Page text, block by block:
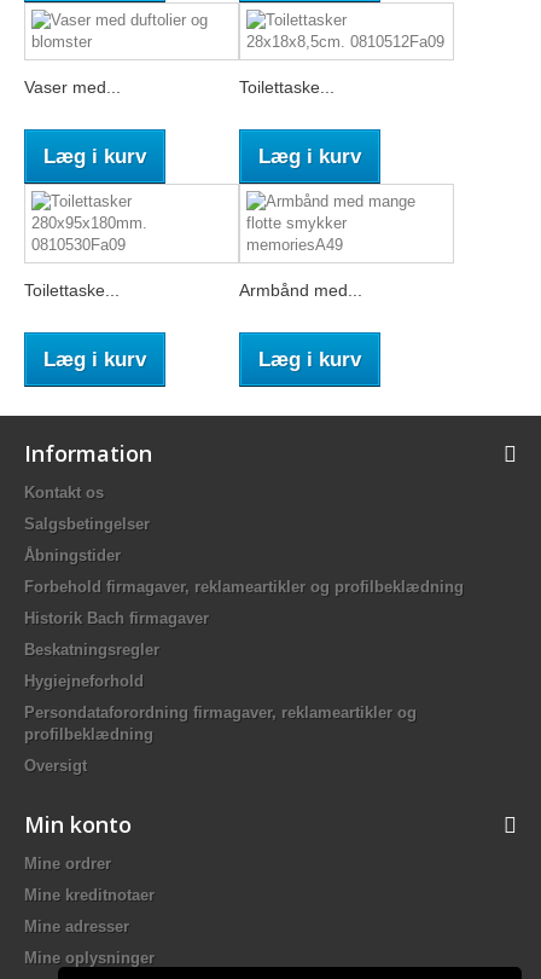
Vaser med...
Læg i kurv
Toilettaske...
Læg i kurv
Toilettaske...
Læg i kurv
Armbånd med...
Læg i kurv
Information
Kontakt os
Salgsbetingelser
Åbningstider
Forbehold firmagaver, reklameartikler og profilbeklædning
Historik Bach firmagaver
Beskatningsregler
Hygiejneforhold
Persondataforordning firmagaver, reklameartikler og
profilbeklædning
Oversigt
Min konto
Mine ordrer
Mine kreditnotaer
Mine adresser
Mine oplysninger